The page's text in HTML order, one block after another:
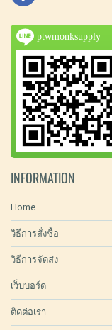
ptwmonksupply
INFORMATION
Home
วิธีการสั่งซื้อ
วิธีการจัดส่ง
เว็บบอร์ด
ติดต่อเรา